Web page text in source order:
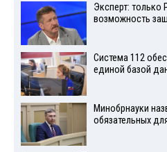
Эксперт:
возможность
Система 112
единой базой
Минобрнауки
обязательных